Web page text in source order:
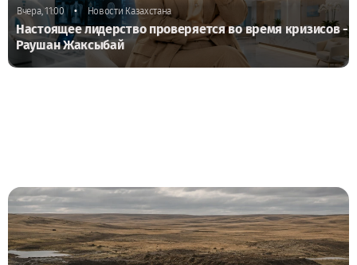
Вчера, 11:00 • Новости Казахстана
Настоящее лидерство проверяется во время кризисов -
Раушан Жаксыбай